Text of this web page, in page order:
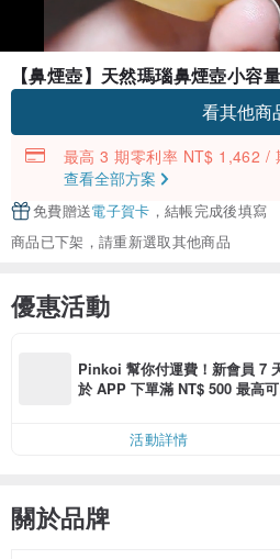
【鼻煙壺】天然瑪瑙鼻煙壺小容
看其他商
最高 3 期零利率 NT$ 1,462 /
查看全部方案
免費贈送電子賀卡 ，結帳完成後填寫
商品已下架，請重新選取其他商品
優惠活動
Pinkoi 幫你付運費！新會員 7
於 APP 下單滿 NT$ 500 最高
活動詳情
關於品牌